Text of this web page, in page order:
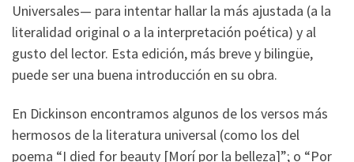
Universales— para intentar hallar la más ajustada (a la
literalidad original o a la interpretación poética) y al
gusto del lector. Esta edición, más breve y bilingüe,
puede ser una buena introducción en su obra.
En Dickinson encontramos algunos de los versos más
hermosos de la literatura universal (como los del
poema “I died for beauty [Morí por la belleza]”; o “Por